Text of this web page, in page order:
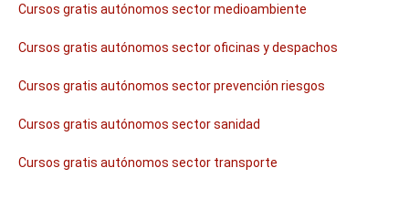
    Curso Gratis Fotografía digital  (Photos
Curso Gratis Recepción y Almacenamiento
Curso Gratis Gestión Comercial y Atenció
Curso Gratis Gestión de Ventas en Comerc
ios y Ferreterías (30 horas)
Cursos gratis autónomos sector medioambiente
Cursos gratis autónomos sector oficinas y despachos
Cursos gratis autónomos sector prevención riesgos
Cursos gratis autónomos sector sanidad
Cursos gratis autónomos sector transporte